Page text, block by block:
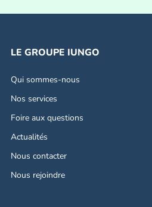
LE GROUPE IUNGO
Qui sommes-nous
Nos services
Foire aux questions
Actualités
Nous contacter
Nous rejoindre